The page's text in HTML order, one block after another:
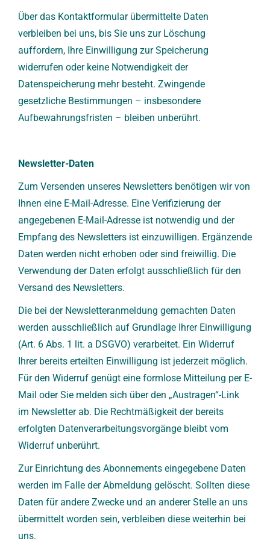
Über das Kontaktformular übermittelte Daten
verbleiben bei uns, bis Sie uns zur Löschung
auffordern, Ihre Einwilligung zur Speicherung
widerrufen oder keine Notwendigkeit der
Datenspeicherung mehr besteht. Zwingende
gesetzliche Bestimmungen – insbesondere
Aufbewahrungsfristen – bleiben unberührt.
Newsletter-Daten
Zum Versenden unseres Newsletters benötigen wir von
Ihnen eine E-Mail-Adresse. Eine Verifizierung der
angegebenen E-Mail-Adresse ist notwendig und der
Empfang des Newsletters ist einzuwilligen. Ergänzende
Daten werden nicht erhoben oder sind freiwillig. Die
Verwendung der Daten erfolgt ausschließlich für den
Versand des Newsletters.
Die bei der Newsletteranmeldung gemachten Daten
werden ausschließlich auf Grundlage Ihrer Einwilligung
(Art. 6 Abs. 1 lit. a DSGVO) verarbeitet. Ein Widerruf
Ihrer bereits erteilten Einwilligung ist jederzeit möglich.
Für den Widerruf genügt eine formlose Mitteilung per E-
Mail oder Sie melden sich über den „Austragen“-Link
im Newsletter ab. Die Rechtmäßigkeit der bereits
erfolgten Datenverarbeitungsvorgänge bleibt vom
Widerruf unberührt.
Zur Einrichtung des Abonnements eingegebene Daten
werden im Falle der Abmeldung gelöscht. Sollten diese
Daten für andere Zwecke und an anderer Stelle an uns
übermittelt worden sein, verbleiben diese weiterhin bei
uns.